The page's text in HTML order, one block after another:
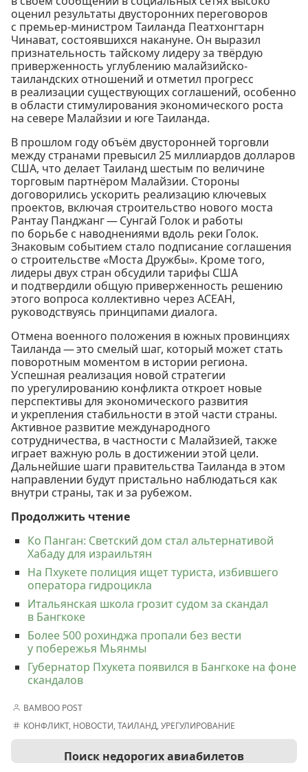
оценил результаты двусторонних переговоров
с премьер-министром Таиланда Пеатхонгтарн
Чинават, состоявшихся накануне. Он выразил
признательность тайскому лидеру за твёрдую
приверженность углублению малайзийско-
таиландских отношений и отметил прогресс
в реализации существующих соглашений, особенно
в области стимулирования экономического роста
на севере Малайзии и юге Таиланда.
В прошлом году объём двусторонней торговли
между странами превысил 25 миллиардов долларов
США, что делает Таиланд шестым по величине
торговым партнёром Малайзии. Стороны
договорились ускорить реализацию ключевых
проектов, включая строительство нового моста
Рантау Панджанг — Сунгай Голок и работы
по борьбе с наводнениями вдоль реки Голок.
Знаковым событием стало подписание соглашения
о строительстве «Моста Дружбы». Кроме того,
лидеры двух стран обсудили тарифы США
и подтвердили общую приверженность решению
этого вопроса коллективно через АСЕАН,
руководствуясь принципами диалога.
Отмена военного положения в южных провинциях
Таиланда — это смелый шаг, который может стать
поворотным моментом в истории региона.
Успешная реализация новой стратегии
по урегулированию конфликта откроет новые
перспективы для экономического развития
и укрепления стабильности в этой части страны.
Активное развитие международного
сотрудничества, в частности с Малайзией, также
играет важную роль в достижении этой цели.
Дальнейшие шаги правительства Таиланда в этом
направлении будут пристально наблюдаться как
внутри страны, так и за рубежом.
Продолжить чтение
Ко Панган: Светский дом стал альтернативой
Хабаду для израильтян
На Пхукете полиция ищет туриста, избившего
оператора гидроцикла
Итальянская школа грозит судом за скандал
в Бангкоке
Более 500 рохинджа пропали без вести
у побережья Мьянмы
Губернатор Пхукета появился в Бангкоке на фоне
скандалов
BAMBOO POST
КОНФЛИКТ, НОВОСТИ,ТАИЛАНД,УРЕГУЛИРОВАНИЕ
Поиск недорогих авиабилетов